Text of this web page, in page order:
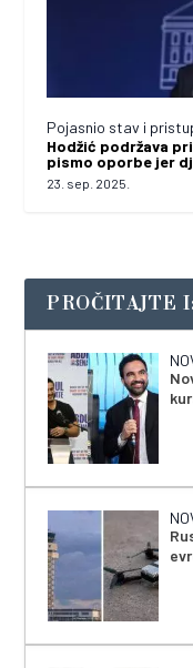
Pojasnio stav i
Hodžić podržava
pismo oporbe jer
23. sep. 2025.
PROČITAJTE